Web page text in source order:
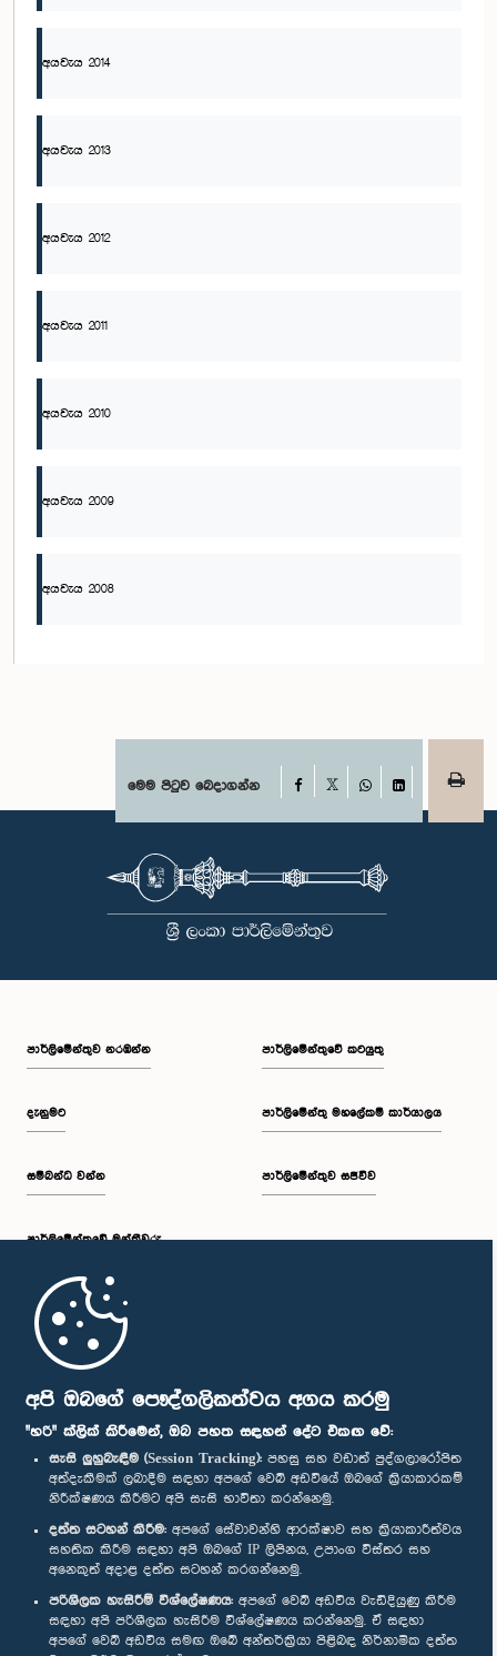
අපි ඔබගේ පෞද්ගලිකත්වය අගය කරමු
"හරි" ක්ලික් කිරීමෙන්, ඔබ පහත සඳහන් දේට එකඟ වේ:
සැසි ලුහුබැඳීම (Session Tracking): පහසු සහ වඩාත් පුද්ගලාරෝපිත
අත්දැකීමක් ලබාදීම සඳහා අපගේ වෙබ් අඩවියේ ඔබගේ ක්‍රියාකාරකම්
නිරීක්ෂණය කිරීමට අපි සැසි භාවිතා කරන්නෙමු.
දත්ත සටහන් කිරීම: අපගේ සේවාවන්හි ආරක්ෂාව සහ ක්‍රියාකාරීත්වය
සහතික කිරීම සඳහා අපි ඔබගේ IP ලිපිනය, උපාංග විස්තර සහ
අනෙකුත් අදාළ දත්ත සටහන් කරගන්නෙමු.
පරිශීලක හැසිරීම් විශ්ලේෂණය: අපගේ වෙබ් අඩවිය වැඩිදියුණු කිරීම
සඳහා අපි පරිශීලක හැසිරීම විශ්ලේෂණය කරන්නෙමු. ඒ සඳහා
අපගේ වෙබ් අඩවිය සමඟ ඔබේ අන්තර්ක්‍රියා පිළිබඳ නිර්නාමික දත්ත
අයවැය 2014
අයවැය 2013
අයවැය 2012
අයවැය 2011
අයවැය 2010
අයවැය 2009
අයවැය 2008
මෙම පිටුව බෙදාගන්න Facebook
WhatsAppLinkedIn
පාර්ලි‌මේන්තුව නරඹන්න
දැනුමට
සම්බන්ධ වන්න
පාර්ලි‌මේන්තුවේ මන්ත්‍රීවරු
මුල් පිටුව
පාර්ලිමේන්තුවේ කටයුතු
පාර්ලිමේන්තු මහලේකම් කාර්යාලය
පාර්ලිමේන්තුව සජීවීව
පාර්ලිමේන්තු ජංගම යෙදුම
අප හා සම්බන්ධ වී සිටින්න :
සම්මාන